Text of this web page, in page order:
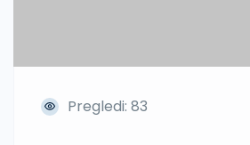
Pregledi: 83